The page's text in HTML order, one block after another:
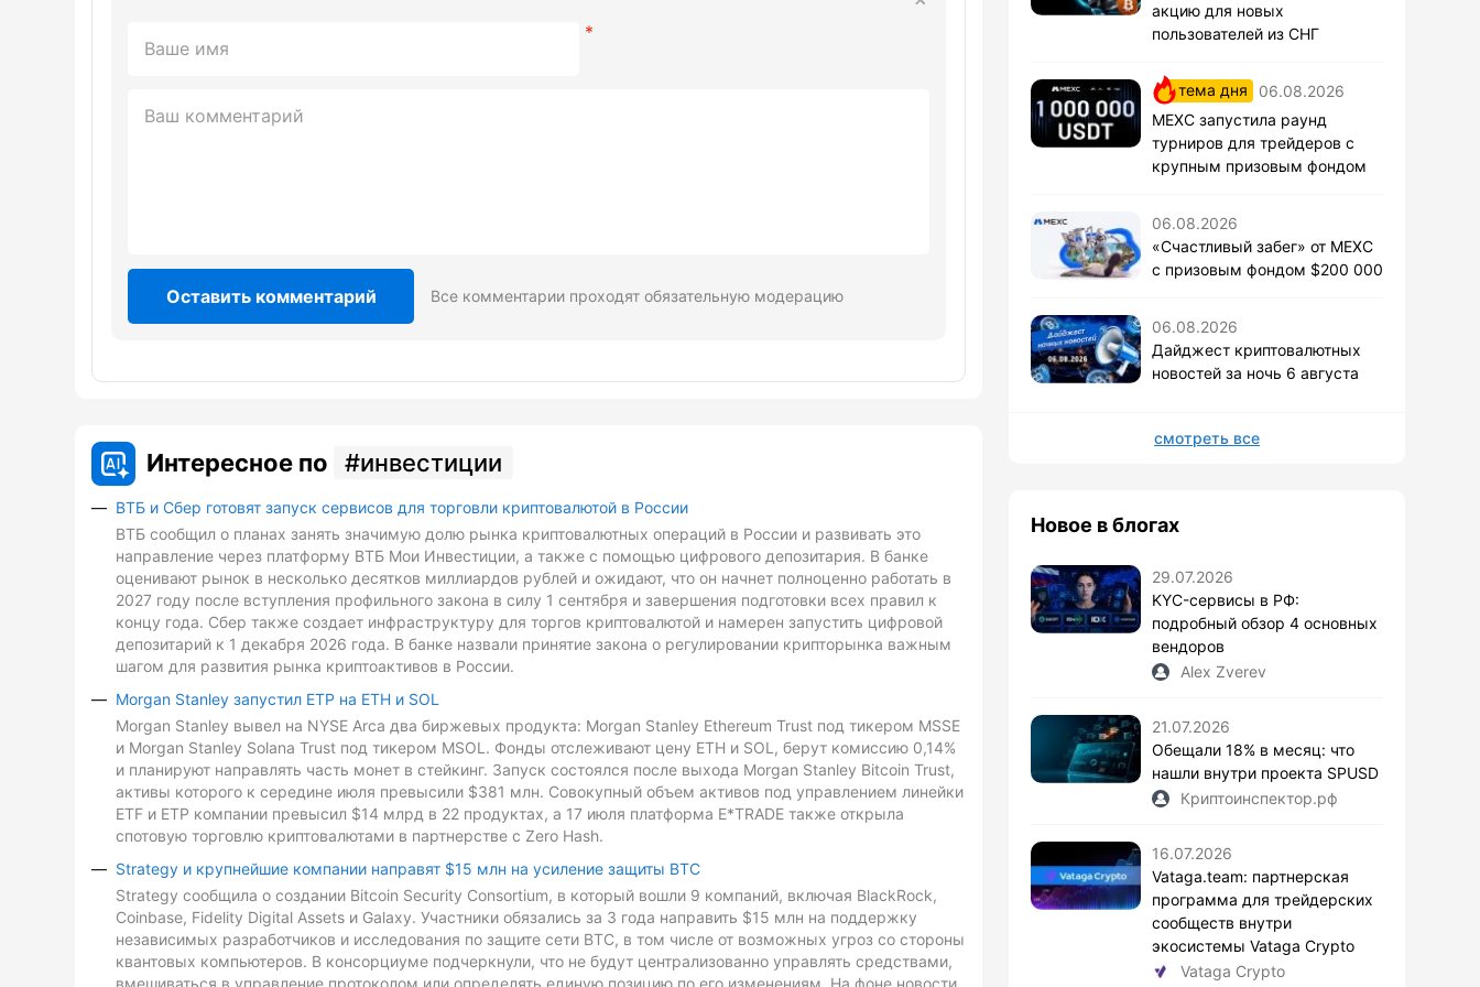
Оставить комментарий Все комментарии проходят обязательную модерацию
Интересное по инвестиции
ВТБ и Сбер готовят запуск сервисов для торговли криптовалютой в России
ВТБ сообщил о планах занять значимую долю рынка криптовалютных операций в России и развивать это
направление через платформу ВТБ Мои Инвестиции, а также с помощью цифрового депозитария. В банке
оценивают рынок в несколько десятков миллиардов рублей и ожидают, что он начнет полноценно работать в
2027 году после вступления профильного закона в силу 1 сентября и завершения подготовки всех правил к
концу года. Сбер также создает инфраструктуру для торгов криптовалютой и намерен запустить цифровой
депозитарий к 1 декабря 2026 года. В банке назвали принятие закона о регулировании крипторынка важным
шагом для развития рынка криптоактивов в России.
Morgan Stanley запустил ETP на ETH и SOL
Morgan Stanley вывел на NYSE Arca два биржевых продукта: Morgan Stanley Ethereum Trust под тикером MSSE
и Morgan Stanley Solana Trust под тикером MSOL. Фонды отслеживают цену ETH и SOL, берут комиссию 0,14%
и планируют направлять часть монет в стейкинг. Запуск состоялся после выхода Morgan Stanley Bitcoin Trust,
активы которого к середине июля превысили $381 млн. Совокупный объем активов под управлением линейки
ETF и ETP компании превысил $14 млрд в 22 продуктах, а 17 июля платформа E*TRADE также открыла
спотовую торговлю криптовалютами в партнерстве с Zero Hash.
Strategy и крупнейшие компании направят $15 млн на усиление защиты BTC
Strategy сообщила о создании Bitcoin Security Consortium, в который вошли 9 компаний, включая BlackRock,
Coinbase, Fidelity Digital Assets и Galaxy. Участники обязались за 3 года направить $15 млн на поддержку
независимых разработчиков и исследования по защите сети BTC, в том числе от возможных угроз со стороны
квантовых компьютеров. В консорциуме подчеркнули, что не будут централизованно управлять средствами,
вмешиваться в управление протоколом или определять единую позицию по его изменениям. На фоне новости
акцию для новых
пользователей из СНГ
тема дня
06.08.2026
MEXC запустила раунд
турниров для трейдеров с
крупным призовым фондом
06.08.2026
«Счастливый забег» от MEXC
с призовым фондом $200 000
06.08.2026
Дайджест криптовалютных
новостей за ночь 6 августа
смотреть все
Новое в блогах
29.07.2026
KYC-сервисы в РФ:
подробный обзор 4 основных
вендоров
Alex Zverev
21.07.2026
Обещали 18% в месяц: что
нашли внутри проекта SPUSD
Криптоинспектор.рф
16.07.2026
Vataga.team: партнерская
программа для трейдерских
сообществ внутри
экосистемы Vataga Crypto
Vataga Crypto